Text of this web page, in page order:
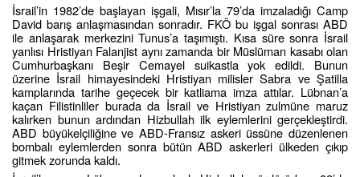
İsrail’in 1982’de başlayan işgali, Mısır’la 79’da imzaladığı Camp
David barış anlaşmasından sonradır. FKÖ bu işgal sonrası ABD
ile anlaşarak merkezini Tunus’a taşımıştı. Kısa süre sonra İsrail
yanlısı Hristiyan Falanjist aynı zamanda bir Müslüman kasabı olan
Cumhurbaşkanı Beşir Cemayel suikastla yok edildi. Bunun
üzerine İsrail himayesindeki Hristiyan milisler Sabra ve Şatilla
kamplarında tarihe geçecek bir katliama imza attılar. Lübnan’a
kaçan Filistinliler burada da İsrail ve Hristiyan zulmüne maruz
kalırken bunun ardından Hizbullah ilk eylemlerini gerçekleştirdi.
ABD büyükelçiliğine ve ABD-Fransız askeri üssüne düzenlenen
bombalı eylemlerden sonra bütün ABD askerleri ülkeden çıkıp
gitmek zorunda kaldı.